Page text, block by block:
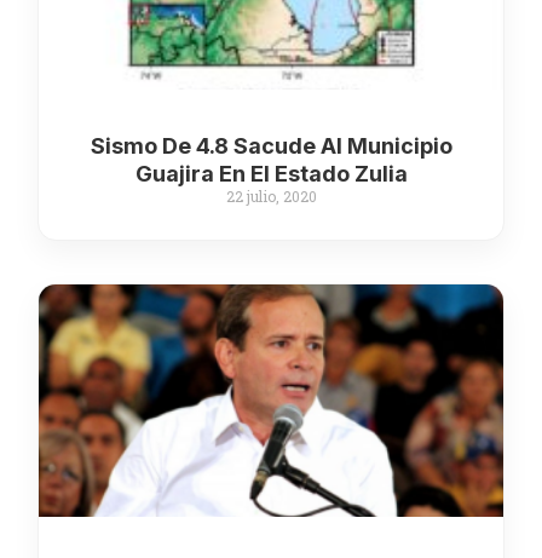
Sismo De 4.8 Sacude Al Municipio
Guajira En El Estado Zulia
22 julio, 2020